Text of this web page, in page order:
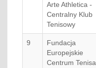
Arte Athletica -
Centralny Klub
Tenisowy
9
Fundacja
Europejskie
Centrum Tenisa